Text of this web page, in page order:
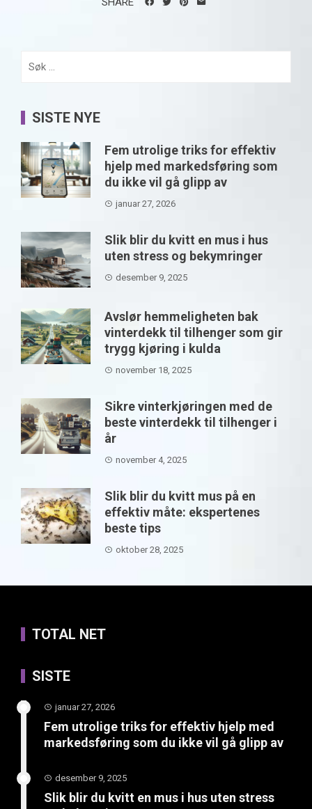
SISTE NYE
Fem utrolige triks for effektiv
hjelp med markedsføring som
du ikke vil gå glipp av
januar 27, 2026
Slik blir du kvitt en mus i hus
uten stress og bekymringer
desember 9, 2025
Avslør hemmeligheten bak
vinterdekk til tilhenger som gir
trygg kjøring i kulda
november 18, 2025
Sikre vinterkjøringen med de
beste vinterdekk til tilhenger i
år
november 4, 2025
Slik blir du kvitt mus på en
effektiv måte: ekspertenes
beste tips
oktober 28, 2025
TOTAL NET
SISTE
januar 27, 2026
Fem utrolige triks for effektiv hjelp med
markedsføring som du ikke vil gå glipp av
desember 9, 2025
Slik blir du kvitt en mus i hus uten stress